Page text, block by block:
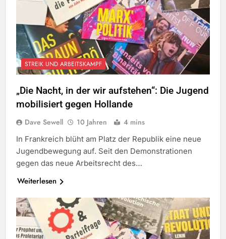
STREIK UND ARBEITSKAMPF
„Die Nacht, in der wir aufstehen“: Die Jugend
mobilisiert gegen Hollande
Dave Sewell 10 Jahren 4 mins
In Frankreich blüht am Platz der Republik eine neue
Jugendbewegung auf. Seit den Demonstrationen
gegen das neue Arbeitsrecht des…
Weiterlesen